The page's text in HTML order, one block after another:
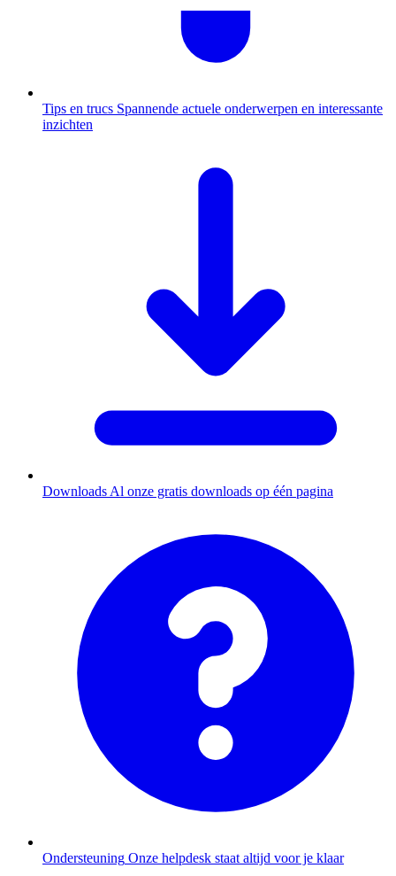
Tips en trucs Spannende actuele onderwerpen en interessante
inzichten
Downloads Al onze gratis downloads op één pagina
Ondersteuning Onze helpdesk staat altijd voor je klaar